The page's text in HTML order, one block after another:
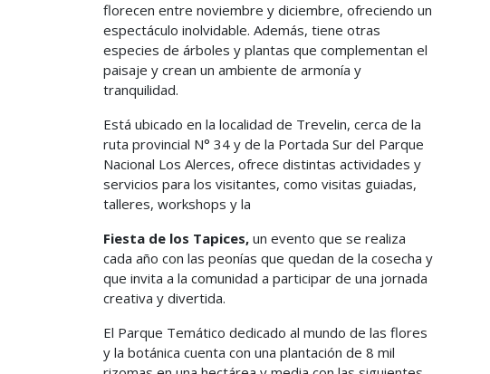
florecen entre noviembre y diciembre, ofreciendo un
espectáculo inolvidable. Además, tiene otras
especies de árboles y plantas que complementan el
paisaje y crean un ambiente de armonía y
tranquilidad.
Está ubicado en la localidad de Trevelin, cerca de la
ruta provincial N° 34 y de la Portada Sur del Parque
Nacional Los Alerces, ofrece distintas actividades y
servicios para los visitantes, como visitas guiadas,
talleres, workshops y la
Fiesta de los Tapices, un evento que se realiza
cada año con las peonías que quedan de la cosecha y
que invita a la comunidad a participar de una jornada
creativa y divertida.
El Parque Temático dedicado al mundo de las flores
y la botánica cuenta con una plantación de 8 mil